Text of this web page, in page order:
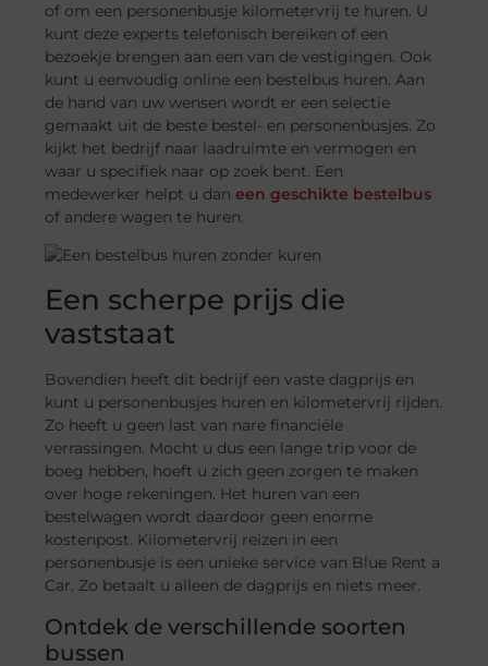
of om een personenbusje kilometervrij te huren. U
kunt deze experts telefonisch bereiken of een
bezoekje brengen aan een van de vestigingen. Ook
kunt u eenvoudig online een bestelbus huren. Aan
de hand van uw wensen wordt er een selectie
gemaakt uit de beste bestel- en personenbusjes. Zo
kijkt het bedrijf naar laadruimte en vermogen en
waar u specifiek naar op zoek bent. Een
medewerker helpt u daneen geschikte bestelbus
of andere wagen te huren.
Een scherpe prijs die
vaststaat
Bovendien heeft dit bedrijf een vaste dagprijs en
kunt u personenbusjes huren en kilometervrij rijden.
Zo heeft u geen last van nare financiële
verrassingen. Mocht u dus een lange trip voor de
boeg hebben, hoeft u zich geen zorgen te maken
over hoge rekeningen. Het huren van een
bestelwagen wordt daardoor geen enorme
kostenpost. Kilometervrij reizen in een
personenbusje is een unieke service van Blue Rent a
Car. Zo betaalt u alleen de dagprijs en niets meer.
Ontdek de verschillende soorten
bussen